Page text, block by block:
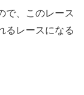
で、このレース
るレースになる